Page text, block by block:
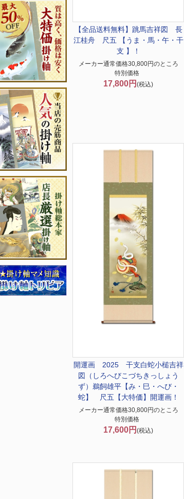
【全品送料無料】 跳馬吉祥図 長
江桂舟 尺五 【うま・馬・午・干
支 】！
メーカー通常価格30,800円のところ
特別価格
17,800円 (税込)
開運画 2025 干支白蛇小槌吉祥
図（しろへびこづちきっしょう
ず）鵜飼雄平【み・巳・へび・
蛇】 尺五【大特価】開運画！
メーカー通常価格30,800円のところ
特別価格
17,600円 (税込)